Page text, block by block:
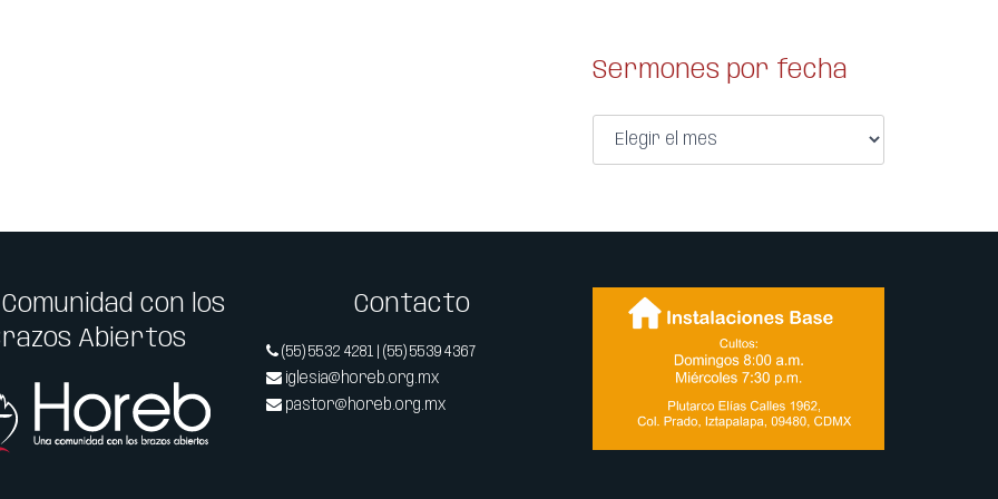
Sermones por fecha
con los
Abiertos
Contacto
(55) 5532 4281 | (55) 5539 4367
iglesia@horeb.org.mx
pastor@horeb.org.mx